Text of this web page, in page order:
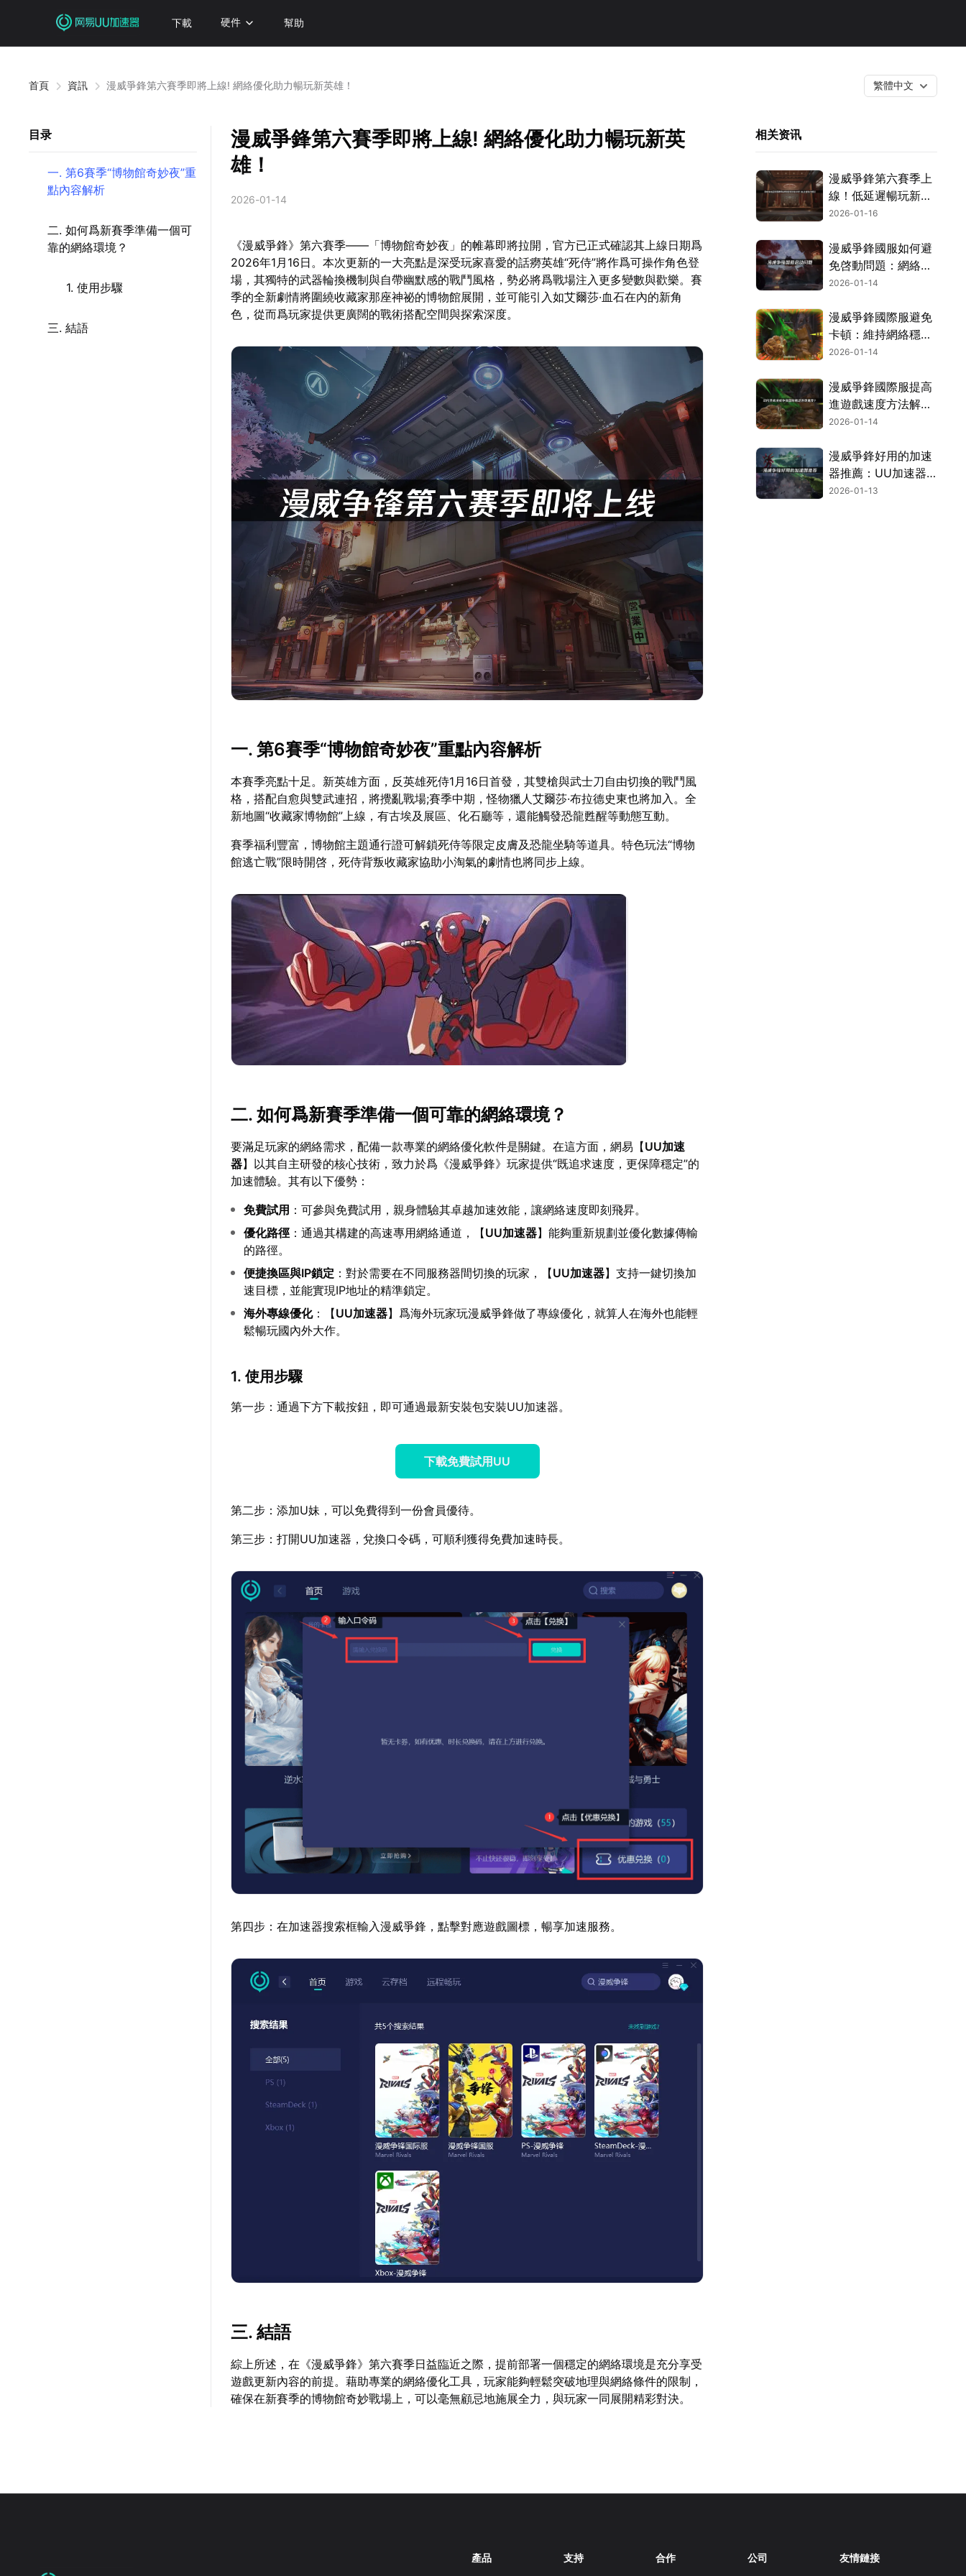
下載 硬件 幫助
首頁 資訊 漫威爭鋒第六賽季即將上線! 網絡優化助力暢玩新英雄！ 繁體中文
目录
一. 第6賽季“博物館奇妙夜”重
點內容解析
二. 如何爲新賽季準備一個可
靠的網絡環境？
1. 使用步驟
三. 結語
漫威爭鋒第六賽季即將上線! 網絡優化助力暢玩新英
雄！
2026-01-14
《漫威爭鋒》第六賽季——「博物館奇妙夜」的帷幕即將拉開，官方已正式確認其上線日期爲
2026年1月16日。本次更新的一大亮點是深受玩家喜愛的話癆英雄“死侍”將作爲可操作角色登
場，其獨特的武器輪換機制與自帶幽默感的戰鬥風格，勢必將爲戰場注入更多變數與歡樂。賽
季的全新劇情將圍繞收藏家那座神祕的博物館展開，並可能引入如艾爾莎·血石在內的新角
色，從而爲玩家提供更廣闊的戰術搭配空間與探索深度。
一. 第6賽季“博物館奇妙夜”重點內容解析
本賽季亮點十足。新英雄方面，反英雄死侍1月16日首發，其雙槍與武士刀自由切換的戰鬥風
格，搭配自愈與雙武連招，將攪亂戰場;賽季中期，怪物獵人艾爾莎·布拉德史東也將加入。全
新地圖“收藏家博物館”上線，有古埃及展區、化石廳等，還能觸發恐龍甦醒等動態互動。
賽季福利豐富，博物館主題通行證可解鎖死侍等限定皮膚及恐龍坐騎等道具。特色玩法“博物
館逃亡戰”限時開啓，死侍背叛收藏家協助小淘氣的劇情也將同步上線。
二. 如何爲新賽季準備一個可靠的網絡環境？
要滿足玩家的網絡需求，配備一款專業的網絡優化軟件是關鍵。在這方面，網易【UU加速
器】以其自主研發的核心技術，致力於爲《漫威爭鋒》玩家提供“既追求速度，更保障穩定”的
加速體驗。其有以下優勢：
免費試用 ：可參與免費試用，親身體驗其卓越加速效能，讓網絡速度即刻飛昇。
優化路徑 ：通過其構建的高速專用網絡通道，【UU加速器】能夠重新規劃並優化數據傳輸
的路徑。
便捷換區與IP鎖定 ：對於需要在不同服務器間切換的玩家，【UU加速器】支持一鍵切換加
速目標，並能實現IP地址的精準鎖定。
海外專線優化：【UU加速器】爲海外玩家玩漫威爭鋒做了專線優化，就算人在海外也能輕
鬆暢玩國內外大作。
1. 使用步驟
第一步：通過下方下載按鈕，即可通過最新安裝包安裝UU加速器。
下載免費試用UU
第二步：添加U妹，可以免費得到一份會員優待。
第三步：打開UU加速器，兌換口令碼，可順利獲得免費加速時長。
第四步：在加速器搜索框輸入漫威爭鋒，點擊對應遊戲圖標，暢享加速服務。
三. 結語
綜上所述，在《漫威爭鋒》第六賽季日益臨近之際，提前部署一個穩定的網絡環境是充分享受
遊戲更新內容的前提。藉助專業的網絡優化工具，玩家能夠輕鬆突破地理與網絡條件的限制，
確保在新賽季的博物館奇妙戰場上，可以毫無顧忌地施展全力，與玩家一同展開精彩對決。
相关资讯
漫威爭鋒第六賽季上
線！低延遲暢玩新賽
季！
2026-01-16
漫威爭鋒國服如何避
免啓動問題：網絡優
化指南！
2026-01-14
漫威爭鋒國際服避免
卡頓：維持網絡穩
定，暢快對決！
2026-01-14
漫威爭鋒國際服提高
進遊戲速度方法解
析！
2026-01-14
漫威爭鋒好用的加速
器推薦：UU加速器
助力對戰！
2026-01-13
產品 支持 合作 公司 友情鏈接